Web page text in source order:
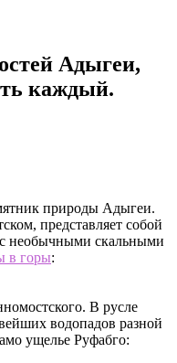
Адыгеи,
каждый.
природы Адыгеи.
представляет собой
необычными скальными
в горы:
В русле
водопадов разной
ущелье Руфабго: